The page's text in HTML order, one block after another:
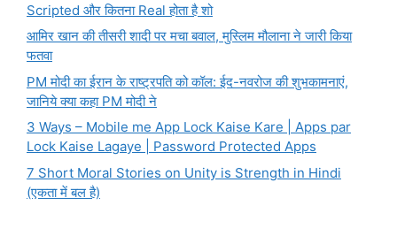
Scripted और कितना Real होता है शो
आमिर खान की तीसरी शादी पर मचा बवाल, मुस्लिम मौलाना ने जारी किया
फतवा
PM मोदी का ईरान के राष्ट्रपति को कॉल: ईद-नवरोज की शुभकामनाएं,
जानिये क्या कहा PM मोदी ने
3 Ways – Mobile me App Lock Kaise Kare | Apps par
Lock Kaise Lagaye | Password Protected Apps
7 Short Moral Stories on Unity is Strength in Hindi
(एकता में बल है)